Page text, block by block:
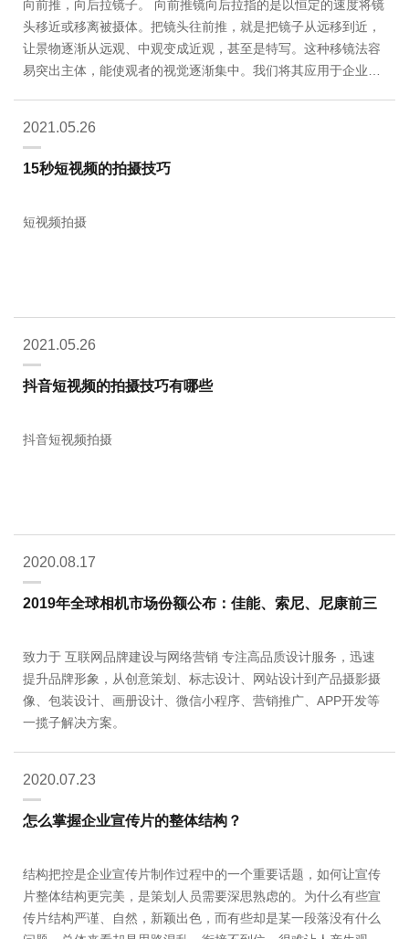
向前推，向后拉镜子。 向前推镜向后拉指的是以恒定的速度将镜
头移近或移离被摄体。把镜头往前推，就是把镜子从远移到近，
让景物逐渐从远观、中观变成近观，甚至是特写。这种移镜法容
易突出主体，能使观者的视觉逐渐集中。我们将其应用于企业视
2021.05.26
15秒短视频的拍摄技巧
短视频拍摄
2021.05.26
抖音短视频的拍摄技巧有哪些
抖音短视频拍摄
2020.08.17
2019年全球相机市场份额公布：佳能、索尼、尼康前三
致力于 互联网品牌建设与网络营销 专注高品质设计服务，迅速
提升品牌形象，从创意策划、标志设计、网站设计到产品摄影摄
像、包装设计、画册设计、微信小程序、营销推广、APP开发等
一揽子解决方案。
2020.07.23
怎么掌握企业宣传片的整体结构？
结构把控是企业宣传片制作过程中的一个重要话题，如何让宣传
片整体结构更完美，是策划人员需要深思熟虑的。为什么有些宣
传片结构严谨、自然，新颖出色，而有些却是某一段落没有什么